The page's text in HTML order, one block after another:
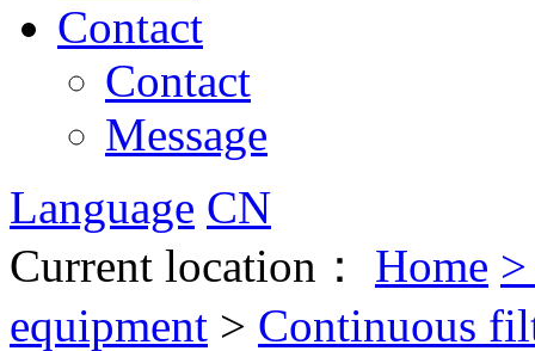
Contact
Contact
Message
Language CN
Current location：
Home
equipment > Continuous